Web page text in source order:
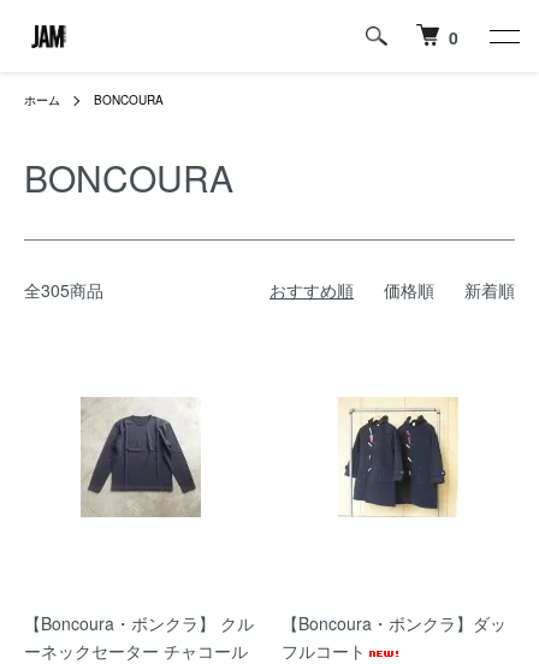
0
ホーム BONCOURA
BONCOURA
全305商品 おすすめ順 価格順 新着順
【Boncoura・ボンクラ】 クル
ーネックセーター チャコール
【Boncoura・ボンクラ】ダッ
フルコート